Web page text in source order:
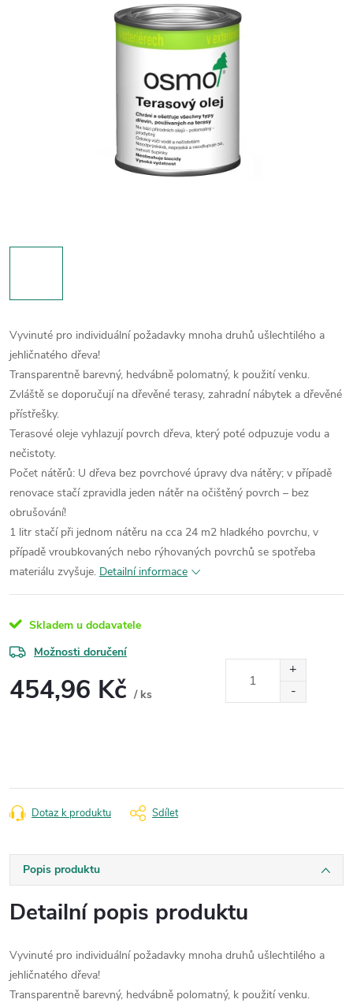
Vyvinuté pro individuální požadavky mnoha druhů ušlechtilého a
jehličnatého dřeva!
Transparentně barevný, hedvábně polomatný, k použití venku.
Zvláště se doporučují na dřevěné terasy, zahradní nábytek a dřevěné
přístřešky.
Terasové oleje vyhlazují povrch dřeva, který poté odpuzuje vodu a
nečistoty.
Počet nátěrů: U dřeva bez povrchové úpravy dva nátěry; v případě
renovace stačí zpravidla jeden nátěr na očištěný povrch – bez
obrušování!
1 litr stačí při jednom nátěru na cca 24 m2 hladkého povrchu, v
případě vroubkovaných nebo rýhovaných povrchů se spotřeba
materiálu zvyšuje. Detailní informace
Skladem u dodavatele
Možnosti doručení
454,96 Kč / ks
Dotaz k produktu Sdílet
Popis produktu
Detailní popis produktu
Vyvinuté pro individuální požadavky mnoha druhů ušlechtilého a
jehličnatého dřeva!
Transparentně barevný, hedvábně polomatný, k použití venku.